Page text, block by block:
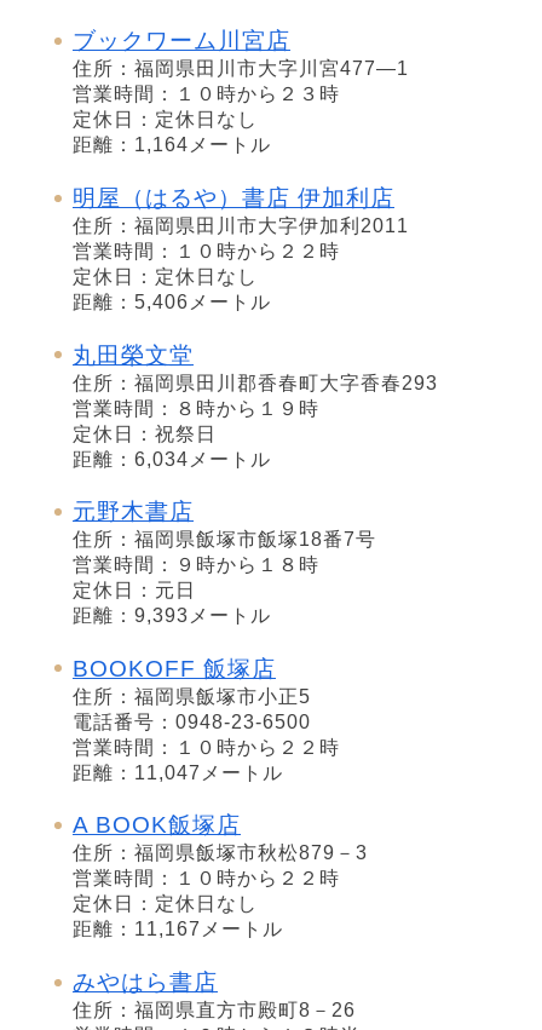
ブックワーム川宮店
住所：福岡県田川市大字川宮477―1
営業時間：１０時から２３時
定休日：定休日なし
距離：1,164メートル
明屋（はるや）書店 伊加利店
住所：福岡県田川市大字伊加利2011
営業時間：１０時から２２時
定休日：定休日なし
距離：5,406メートル
丸田榮文堂
住所：福岡県田川郡香春町大字香春293
営業時間：８時から１９時
定休日：祝祭日
距離：6,034メートル
元野木書店
住所：福岡県飯塚市飯塚18番7号
営業時間：９時から１８時
定休日：元日
距離：9,393メートル
BOOKOFF 飯塚店
住所：福岡県飯塚市小正5
電話番号：0948-23-6500
営業時間：１０時から２２時
距離：11,047メートル
A BOOK飯塚店
住所：福岡県飯塚市秋松879－3
営業時間：１０時から２２時
定休日：定休日なし
距離：11,167メートル
みやはら書店
住所：福岡県直方市殿町8－26